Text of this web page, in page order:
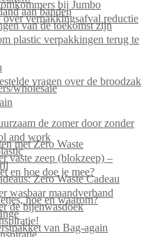
bij Jumbo
aan banden
verpakkingsafval reductie
van de toekomst zijn
plastic verpakkingen terug te
vragen over de broodzak
wholesale
de zomer door zonder
and work
met Zero Waste
vaste zeep (blokzeep) –
en hoe doe je mee?
Zero Waste Cadeau
wasbaar maandverband
hoe en waarom?
de bijenwasdoek
van Bag-again